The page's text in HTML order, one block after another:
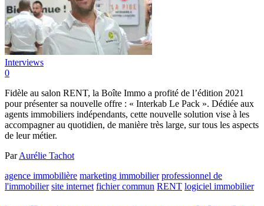
Interviews
0
Fidèle au salon RENT, la Boîte Immo a profité de l’édition 2021
pour présenter sa nouvelle offre : « Interkab Le Pack ». Dédiée aux
agents immobiliers indépendants, cette nouvelle solution vise à les
accompagner au quotidien, de manière très large, sur tous les aspects
de leur métier.
ParAurélie Tachot
agence immobilière marketing immobilier professionnel de
l'immobilier site internet fichier commun RENT logiciel immobilier